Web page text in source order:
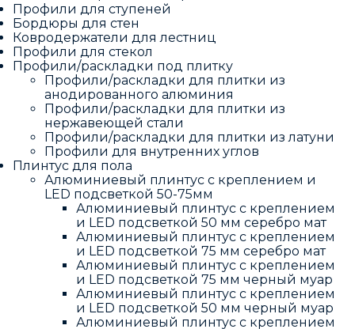
Профили для ступеней
Бордюры для стен
Ковродержатели для лестниц
Профили для стекол
Профили/раскладки под плитку
Профили/раскладки для плитки из
анодированного алюминия
Профили/раскладки для плитки из
нержавеющей стали
Профили/раскладки для плитки из латуни
Профили для внутренних углов
Плинтус для пола
Алюминиевый плинтус с креплением и
LED подсветкой 50-75мм
Алюминиевый плинтус с креплением
и LED подсветкой 50 мм серебро мат
Алюминиевый плинтус с креплением
и LED подсветкой 75 мм серебро мат
Алюминиевый плинтус с креплением
и LED подсветкой 75 мм черный муар
Алюминиевый плинтус с креплением
и LED подсветкой 50 мм черный муар
Алюминиевый плинтус с креплением